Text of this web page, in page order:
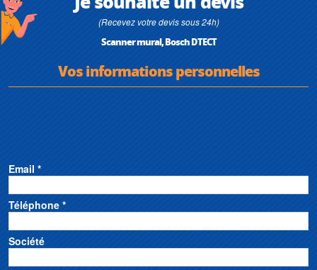
(Recevez votre devis sous 24h)
Scanner mural, Bosch DTECT
Vos informations personnelles
Email *
Téléphone *
Société